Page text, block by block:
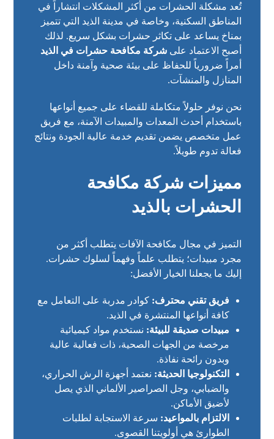
تُعد مشكلة الحشرات من أكثر المشكلات انتشاراً في
المناطق السكنية، وخاصة في مدينة الذيد التي تتميز
بمناخ يساعد على تكاثر حشرات بشكل سريع. لذلك
أصبح الاعتماد علىشركة مكافحة حشرات في الذيد
أمراً ضرورياً للحفاظ على بيئة صحية وآمنة داخل
المنازل والمنشآت.
نحن نوفر حلولاً متكاملة للقضاء على جميع أنواعها
باستخدام أحدث المعدات والمبيدات الآمنة، مع فريق
عمل متخصص يضمن تقديم خدمة عالية الجودة ونتائج
فعالة تدوم طويلاً.
مميزات شركة مكافحة
الحشرات بالذيد
التميز في مجال مكافحة الآفات يتطلب أكثر من
مجرد مبيدات؛ يتطلب علماً وفهماً لسلوك حشرات.
إليك ما يجعلنا الخيار الأفضل:
فريق تقني محترف: كوادر مدربة على التعامل مع
كافة أنواعها المنتشرة في الذيد.
مبيدات صديقة للبيئة: نستخدم مواد كيميائية
مرخصة من الجهات الصحية، ذات فعالية عالية
وبدون رائحة نفاذة.
التكنولوجيا الحديثة: نعتمد أجهزة الرش الحراري،
والضبابي، وجل الصراصير الألماني الذي يصل
لأضيق الأماكن.
الالتزام بالمواعيد: سرعة الاستجابة لطلبات
الطوارئ هي أولويتنا القصوى.